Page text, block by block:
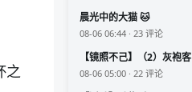
之
晨光中的大猫 🐱
08-06 06:44 · 23 评论
【镜照不己】（2）灰袍客
08-06 05:00 · 22 评论